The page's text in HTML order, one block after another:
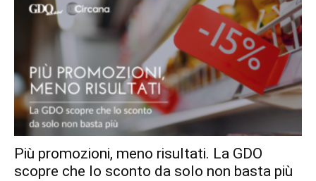
Più promozioni, meno risultati. La GDO
scopre che lo sconto da solo non basta più